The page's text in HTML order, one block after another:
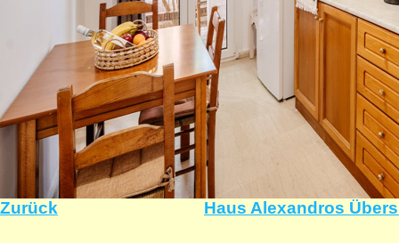
Zurück Haus Alexandros